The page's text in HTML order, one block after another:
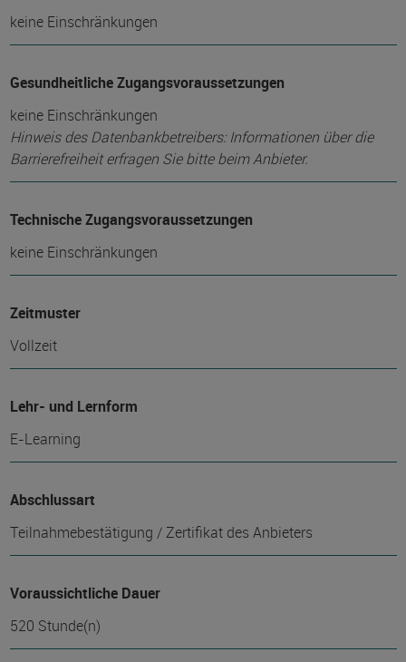
keine Einschränkungen
Gesundheitliche Zugangsvoraussetzungen
keine Einschränkungen
Hinweis des Datenbankbetreibers: Informationen über die
Barrierefreiheit erfragen Sie bitte beim Anbieter.
Technische Zugangsvoraussetzungen
keine Einschränkungen
Zeitmuster
Vollzeit
Lehr- und Lernform
E-Learning
Abschlussart
Teilnahmebestätigung / Zertifikat des Anbieters
Voraussichtliche Dauer
520 Stunde(n)